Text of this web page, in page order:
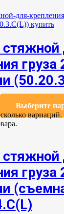
груза
Выберите
груза